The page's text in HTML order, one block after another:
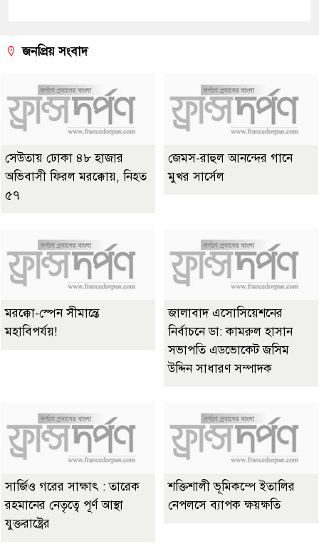
জনপ্রিয় সংবাদ
সেউতায় ঢোকা ৪৮ হাজার
অভিবাসী ফিরল মরক্কোয়, নিহত
৫৭
জেমস-রাহুল আনন্দের গানে
মুখর সার্সেল
মরক্কো-স্পেন সীমান্তে
মহাবিপর্যয়!
জালাবাদ এসোসিয়েশনের
নির্বাচনে ডা: কামরুল হাসান
সভাপতি এডভোকেট জসিম
উদ্দিন সাধারণ সম্পাদক
সার্জিও গরের সাক্ষাৎ : তারেক
রহমানের নেতৃত্বে পূর্ণ আস্থা
যুক্তরাষ্ট্রের
শক্তিশালী ভূমিকম্পে ইতালির
নেপলসে ব্যাপক ক্ষয়ক্ষতি